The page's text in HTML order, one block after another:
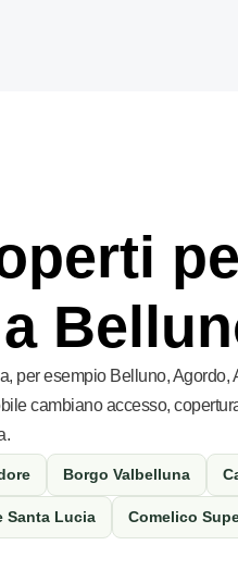
per esempio Belluno, Agordo,
cambiano accesso,
Borgo Valbelluna
Santa Lucia Comelico